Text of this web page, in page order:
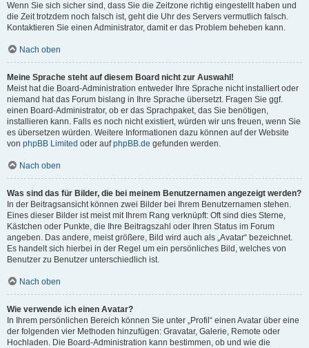
Wenn Sie sich sicher sind, dass Sie die Zeitzone richtig eingestellt haben und
die Zeit trotzdem noch falsch ist, geht die Uhr des Servers vermutlich falsch.
Kontaktieren Sie einen Administrator, damit er das Problem beheben kann.
Nach oben
Meine Sprache steht auf diesem Board nicht zur Auswahl!
Meist hat die Board-Administration entweder Ihre Sprache nicht installiert oder
niemand hat das Forum bislang in Ihre Sprache übersetzt. Fragen Sie ggf.
einen Board-Administrator, ob er das Sprachpaket, das Sie benötigen,
installieren kann. Falls es noch nicht existiert, würden wir uns freuen, wenn Sie
es übersetzen würden. Weitere Informationen dazu können auf der Website
von phpBB Limited oder aufphpBB.de gefunden werden.
Nach oben
Was sind das für Bilder, die bei meinem Benutzernamen angezeigt werden?
In der Beitragsansicht können zwei Bilder bei Ihrem Benutzernamen stehen.
Eines dieser Bilder ist meist mit Ihrem Rang verknüpft: Oft sind dies Sterne,
Kästchen oder Punkte, die Ihre Beitragszahl oder Ihren Status im Forum
angeben. Das andere, meist größere, Bild wird auch als „Avatar“ bezeichnet.
Es handelt sich hierbei in der Regel um ein persönliches Bild, welches von
Benutzer zu Benutzer unterschiedlich ist.
Nach oben
Wie verwende ich einen Avatar?
In Ihrem persönlichen Bereich können Sie unter „Profil“ einen Avatar über eine
der folgenden vier Methoden hinzufügen: Gravatar, Galerie, Remote oder
Hochladen. Die Board-Administration kann bestimmen, ob und wie die